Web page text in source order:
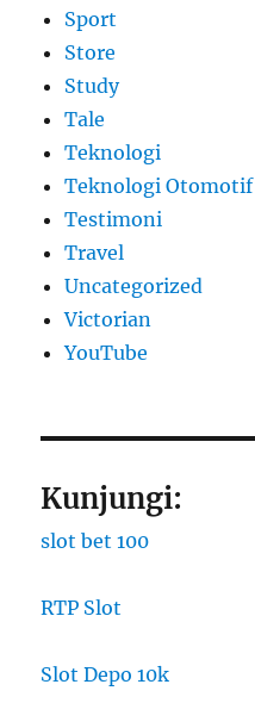
Sport
Store
Study
Tale
Teknologi
Teknologi Otomotif
Testimoni
Travel
Uncategorized
Victorian
YouTube
Kunjungi:
slot bet 100
RTP Slot
Slot Depo 10k